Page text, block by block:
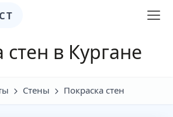
стен в Кургане
Стены Покраска стен